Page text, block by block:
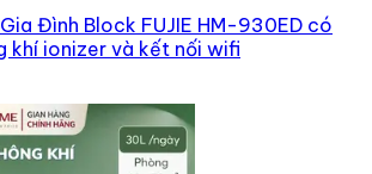
Đình Block FUJIE HM-930ED có
khí ionizer và kết nối wifi